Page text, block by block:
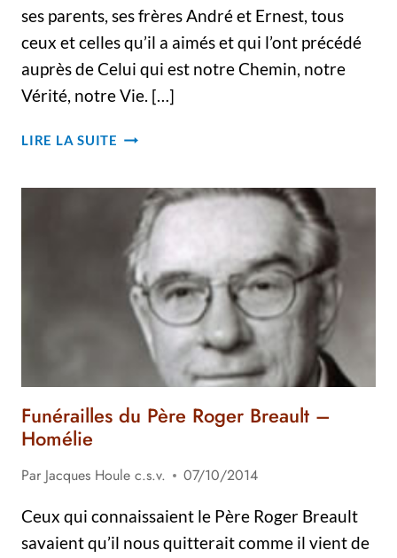
ses parents, ses frères André et Ernest, tous
ceux et celles qu’il a aimés et qui l’ont précédé
auprès de Celui qui est notre Chemin, notre
Vérité, notre Vie. […]
LIRE LA SUITE FUNÉRAILLES
GEORGES
MONTPETIT
HOMÉLIE
Funérailles du Père Roger Breault –
Homélie
Par Jacques Houle c.s.v.
07/10/2014
Ceux qui connaissaient le Père Roger Breault
savaient qu’il nous quitterait comme il vient de